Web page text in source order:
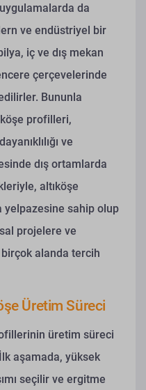
da
ve endüstriyel bir
iç ve dış mekan
çerçevelerinde
Bununla
profilleri,
ve
dış ortamlarda
altıköşe
sahip olup
projelere ve
alanda tercih
Üretim Süreci
üretim süreci
aşamada, yüksek
seçilir ve ergitme